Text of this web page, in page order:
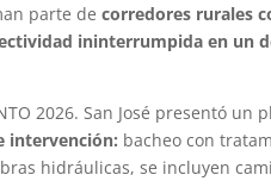
parte decorredores rurales
ininterrumpida en un
2026. San José presentó
intervención: bacheo con
hidráulicas, se incluyen